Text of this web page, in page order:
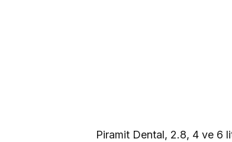
Piramit Dental, 2.8, 4 ve 6